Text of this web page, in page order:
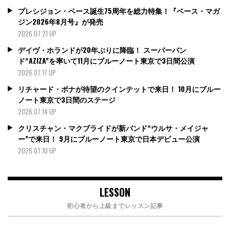
プレシジョン・ベース誕生75周年を総力特集！『ベース・マガ
ジン2026年8月号』が発売
2026.07.21 UP
デイヴ・ホランドが20年ぶりに降臨！ スーパーバン
ド“AZIZA”を率いて11月にブルーノート東京で3日間公演
2026.07.17 UP
リチャード・ボナが待望のクインテットで来日！ 10月にブルー
ノート東京で3日間のステージ
2026.07.14 UP
クリスチャン・マクブライドが新バンド“ウルサ・メイジャ
ー”で来日！ 9月にブルーノート東京で日本デビュー公演
2026.07.10 UP
LESSON
初心者から上級までレッスン記事